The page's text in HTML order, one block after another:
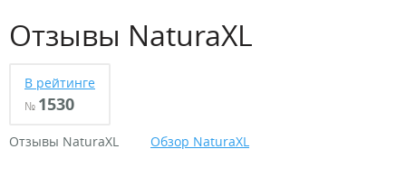
Отзывы NaturaXL
В рейтинге
№ 1530
Отзывы NaturaXL Обзор NaturaXL